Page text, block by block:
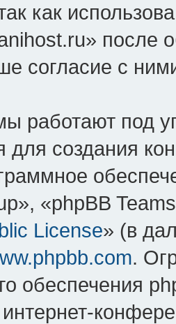
как
после
согласие с
работают под
для создания
«phpBB
License» (в
.
обеспечения